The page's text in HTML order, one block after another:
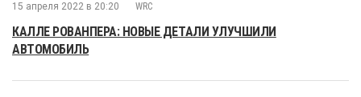
15 апреля 2022 в 20:20 WRC
КАЛЛЕ РОВАНПЕРА: НОВЫЕ ДЕТАЛИ УЛУЧШИЛИ
АВТОМОБИЛЬ